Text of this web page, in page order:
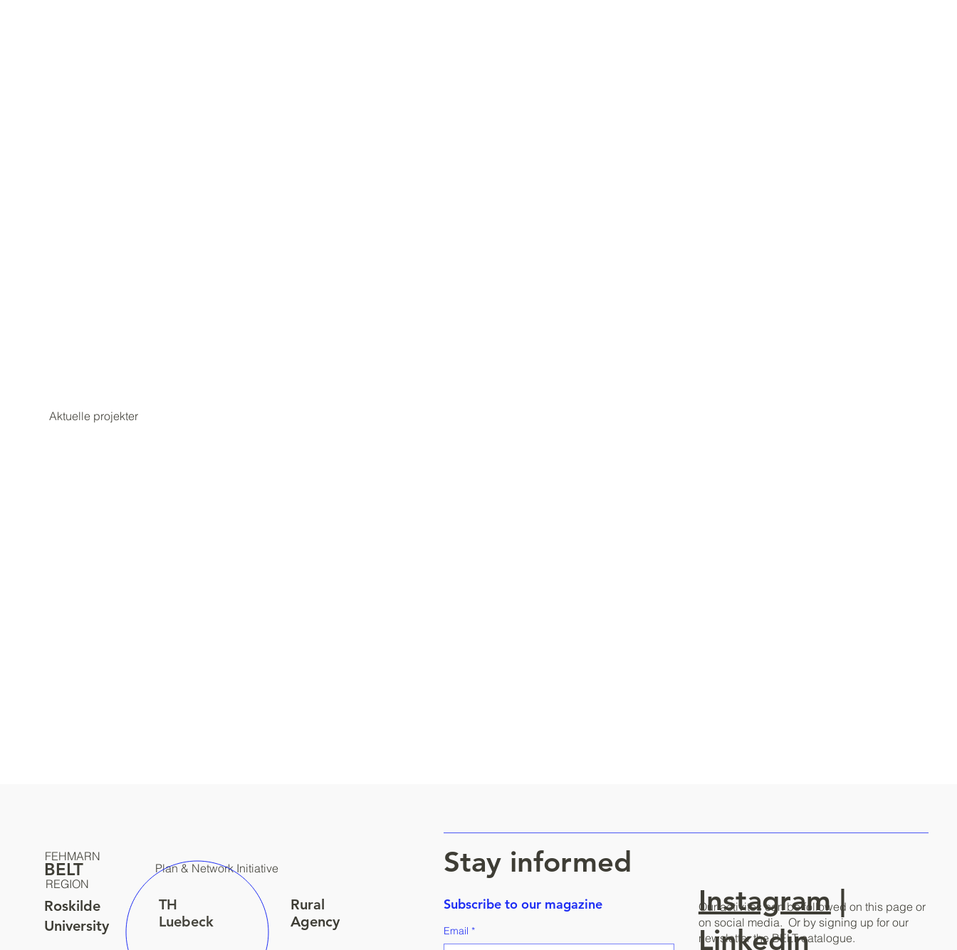
Aktuelle projekter
Our activites can be followed on this page or
on social media. Or by signing up for our
newsletter the BELT catalogue.
Instagram|
Linkedin
Stay informed
Subscribe to our magazine
Email *
Roskilde
University
TH
Luebeck
Rural
Agency
BELT Plan & Network Initiative
FEHMARN
REGION